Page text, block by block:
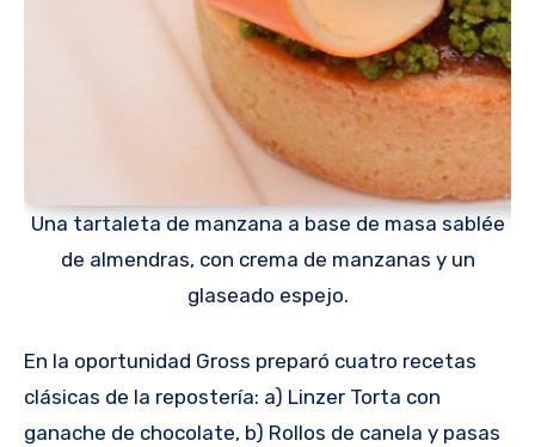
Una tartaleta de manzana a base de masa sablée
de almendras, con crema de manzanas y un
glaseado espejo.
En la oportunidad Gross preparó cuatro recetas
clásicas de la repostería: a) Linzer Torta con
ganache de chocolate, b) Rollos de canela y pasas